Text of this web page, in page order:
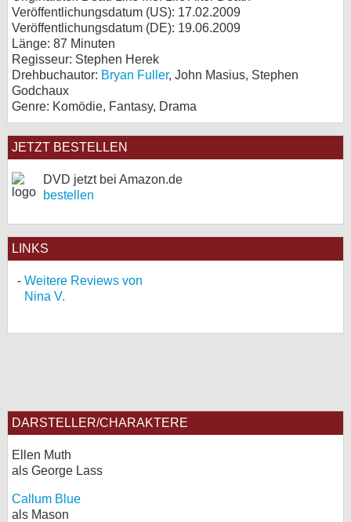
Veröffentlichungsdatum (US): 17.02.2009
Veröffentlichungsdatum (DE): 19.06.2009
Länge: 87 Minuten
Regisseur: Stephen Herek
Drehbuchautor: Bryan Fuller, John Masius, Stephen
Godchaux
Genre: Komödie, Fantasy, Drama
JETZT BESTELLEN
DVD jetzt bei Amazon.de
bestellen
LINKS
Weitere Reviews von
Nina V.
DARSTELLER/CHARAKTERE
Ellen Muth
als George Lass
Callum Blue
als Mason